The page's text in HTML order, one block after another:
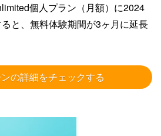
個人プラン（月額）に2024
と、無料体験期間が3ヶ月に延長
の詳細をチェックする